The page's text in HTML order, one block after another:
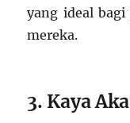
yang ideal
mereka.
3. Kaya